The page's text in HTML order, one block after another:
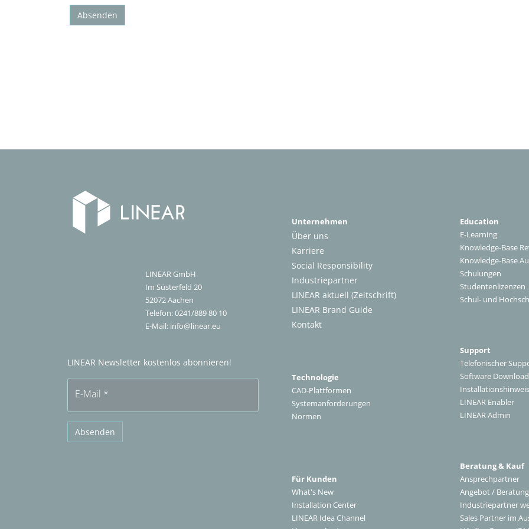
Absenden
LINEAR GmbH
Im Süsterfeld 20
52072Aachen
Telefon:0241/889 80 10
E-Mail: info@linear.eu
LINEAR Newsletter kostenlos abonnieren!
E-Mail *
Absenden
Unternehmen
Über uns
Karriere
Social Responsibility
Industriepartner
LINEAR aktuell (Zeitschrift)
LINEAR Brand Guide
Kontakt
Technologie
CAD-Plattformen
Systemanforderungen
Normen
Für Kunden
What's New
Installation Center
LINEAR Idea Channel
Education
E-Learning
Knowledge-Base
Knowledge-Base
Schulungen
Studentenlizenzen
Schul- und
Support
Telefonischer
Software Download
LINEAR Enabler
LINEAR Admin
Beratung & Kauf
Ansprechpartner
Angebot /
Industriepartner
Sales Partner im